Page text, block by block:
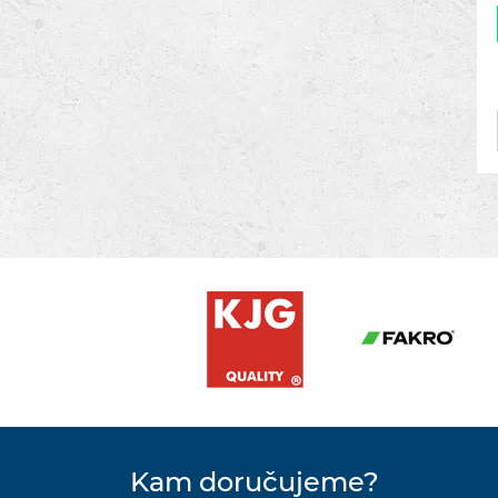
Kam doručujeme?